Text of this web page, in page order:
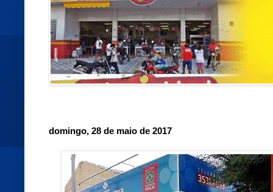
domingo, 28 de maio de 2017